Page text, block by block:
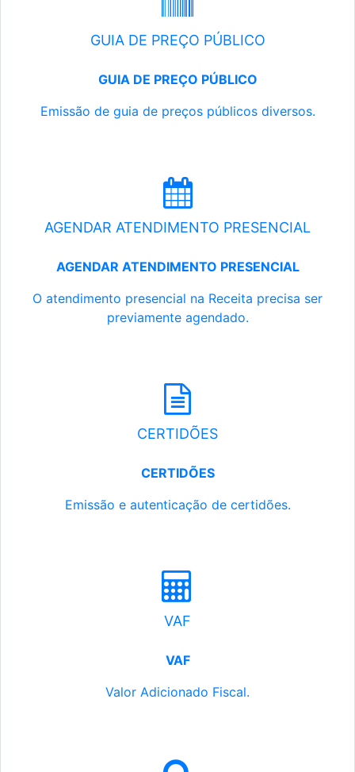
GUIA DE PREÇO PÚBLICO
GUIA DE PREÇO PÚBLICO
Emissão de guia de preços públicos diversos.
AGENDAR ATENDIMENTO PRESENCIAL
AGENDAR ATENDIMENTO PRESENCIAL
O atendimento presencial na Receita precisa ser
previamente agendado.
CERTIDÕES
CERTIDÕES
Emissão e autenticação de certidões.
VAF
VAF
Valor Adicionado Fiscal.